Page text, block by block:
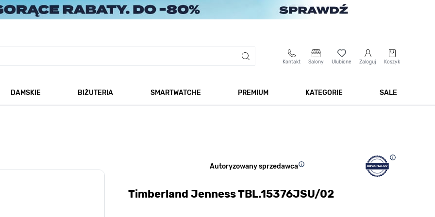
Kontakt Salony Ulubione Zaloguj Koszyk
DAMSKIE
BIŻUTERIA
SMARTWATCHE
PREMIUM
KATEGORIE
SALE
Autoryzowany sprzedawca
Timberland Jenness TBL.15376JSU/02